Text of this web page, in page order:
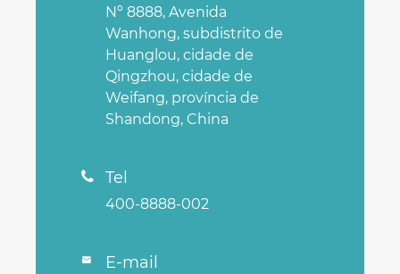
Nº 8888, Avenida
Wanhong, subdistrito de
Huanglou, cidade de
Qingzhou, cidade de
Weifang, província de
Shandong, China
 Tel
400-8888-002
 E-mail